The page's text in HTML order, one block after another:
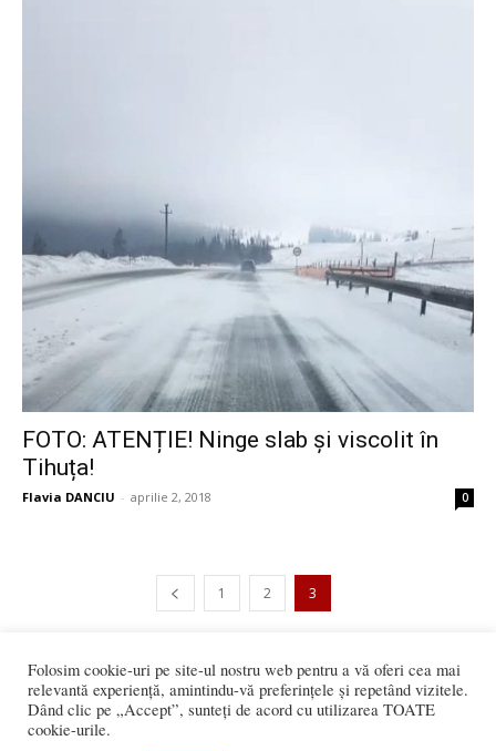
FOTO: ATENȚIE! Ninge slab și viscolit în
Tihuța!
Flavia DANCIU - aprilie 2, 2018 0
1 2 3
1.734 vizitatori online
Folosim cookie-uri pe site-ul nostru web pentru a vă oferi cea mai
relevantă experiență, amintindu-vă preferințele și repetând vizitele.
Dând clic pe „Accept”, sunteți de acord cu utilizarea TOATE
cookie-urile.